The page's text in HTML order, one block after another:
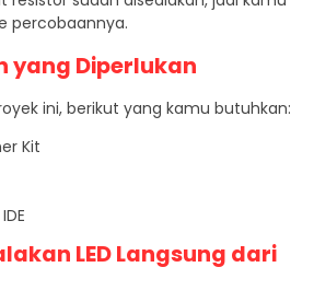
percobaannya.
yang Diperlukan
ini, berikut yang kamu butuhkan:
Kit
LED Langsung dari